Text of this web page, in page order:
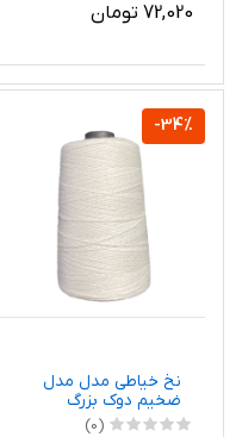
72,020 تومان
-34%
نخ خیاطی مدل مدل
ضخیم دوک بزرگ
(0)